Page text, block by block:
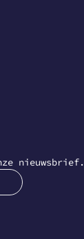
nieuwsbrief.